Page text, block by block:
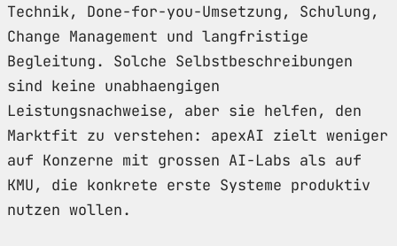
Technik, Done-for-you-Umsetzung, Schulung,
Change Management und langfristige
Begleitung. Solche Selbstbeschreibungen
sind keine unabhaengigen
Leistungsnachweise, aber sie helfen, den
Marktfit zu verstehen: apexAI zielt weniger
auf Konzerne mit grossen AI-Labs als auf
KMU, die konkrete erste Systeme produktiv
nutzen wollen.